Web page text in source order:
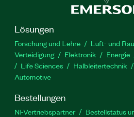
Lösungen
Forschung und Lehre
Luft- und
Verteidigung
Elektronik Energie
Life Sciences
Halbleitertechnik
Automotive
Bestellungen
NI-Vertriebspartner
Bestellstatus